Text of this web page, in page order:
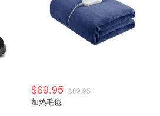
$69.95 $89.95
加热毛毯